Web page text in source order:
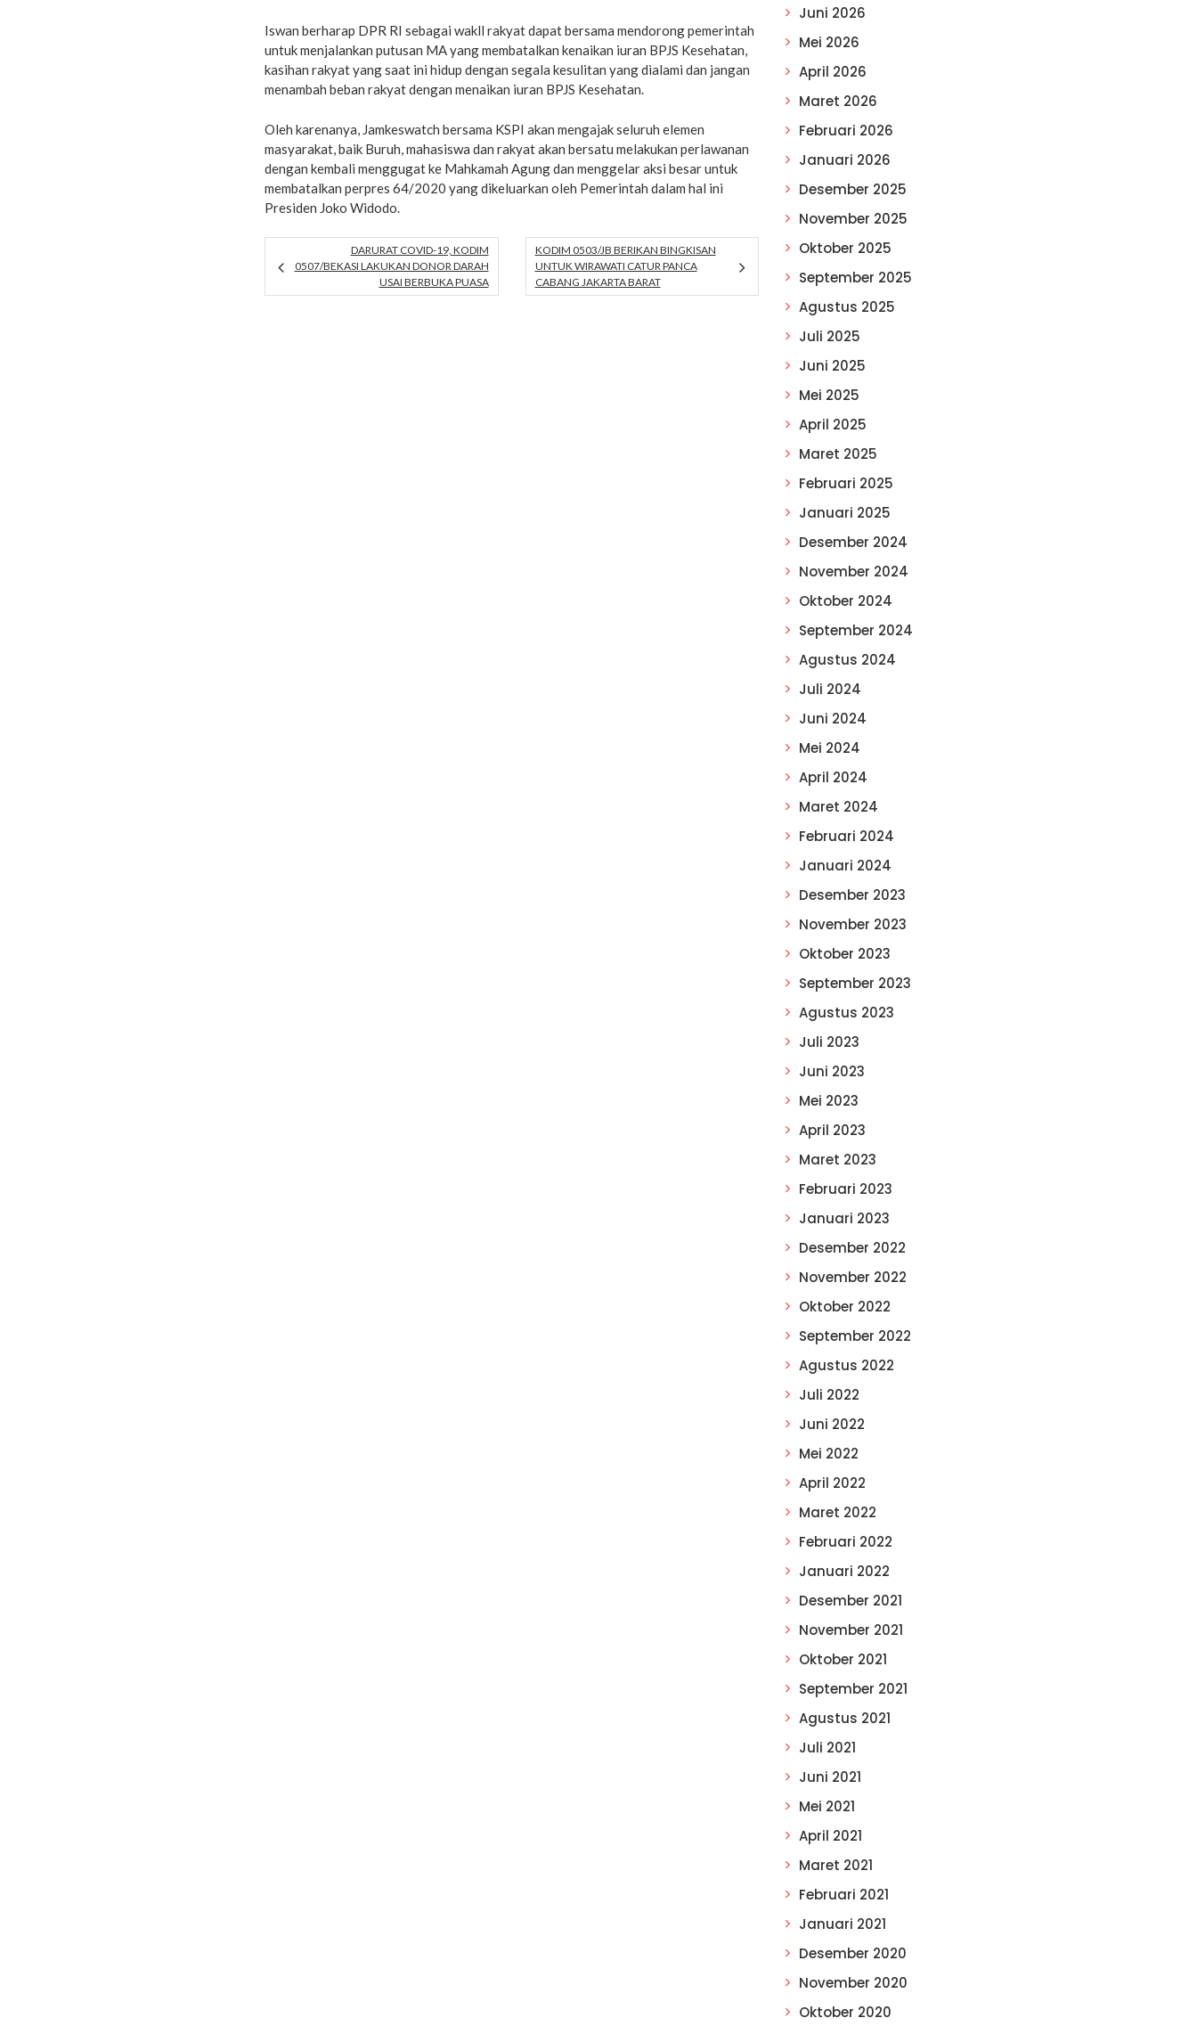
Iswan berharap DPR RI sebagai wakll rakyat dapat bersama mendorong pemerintah
untuk menjalankan putusan MA yang membatalkan kenaikan iuran BPJS Kesehatan,
kasihan rakyat yang saat ini hidup dengan segala kesulitan yang dialami dan jangan
menambah beban rakyat dengan menaikan iuran BPJS Kesehatan.
Oleh karenanya, Jamkeswatch bersama KSPI akan mengajak seluruh elemen
masyarakat, baik Buruh, mahasiswa dan rakyat akan bersatu melakukan perlawanan
dengan kembali menggugat ke Mahkamah Agung dan menggelar aksi besar untuk
membatalkan perpres 64/2020 yang dikeluarkan oleh Pemerintah dalam hal ini
Presiden Joko Widodo.
DARURAT COVID-19, KODIM
0507/BEKASI LAKUKAN DONOR DARAH
USAI BERBUKA PUASA
KODIM 0503/JB BERIKAN BINGKISAN
UNTUK WIRAWATI CATUR PANCA
CABANG JAKARTA BARAT
Juni 2026
Mei 2026
April 2026
Maret 2026
Februari 2026
Januari 2026
Desember 2025
November 2025
Oktober 2025
September 2025
Agustus 2025
Juli 2025
Juni 2025
Mei 2025
April 2025
Maret 2025
Februari 2025
Januari 2025
Desember 2024
November 2024
Oktober 2024
September 2024
Agustus 2024
Juli 2024
Juni 2024
Mei 2024
April 2024
Maret 2024
Februari 2024
Januari 2024
Desember 2023
November 2023
Oktober 2023
September 2023
Agustus 2023
Juli 2023
Juni 2023
Mei 2023
April 2023
Maret 2023
Februari 2023
Januari 2023
Desember 2022
November 2022
Oktober 2022
September 2022
Agustus 2022
Juli 2022
Juni 2022
Mei 2022
April 2022
Maret 2022
Februari 2022
Januari 2022
Desember 2021
November 2021
Oktober 2021
September 2021
Agustus 2021
Juli 2021
Juni 2021
Mei 2021
April 2021
Maret 2021
Februari 2021
Januari 2021
Desember 2020
November 2020
Oktober 2020